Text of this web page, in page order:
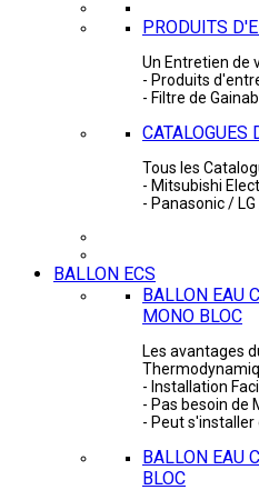
PRODUITS
Un Entretien de
- Produits
- Filtre de
CATALOGUES
Tous les
- Mitsubishi
- Panasonic /
BALLON ECS
BALLON EAU
MONO BLOC
Les avantages
- Installation
- Pas besoin de
- Peut s'installer
BALLON EAU
BLOC